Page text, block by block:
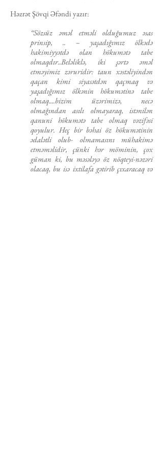
Həzrət Şövqi Əfəndi yazır:
“Sözsüz əməl etməli olduğumuz əsas
prinsip, .. – yaşadığımız ölkədə
hakimiyyətdə olan hökumətə tabe
olmaqdır..Beləliklə, iki şərtə əməl
etməyimiz zəruridir: taun xəstəliyindən
qaçan kimi siyasətdən qaçmaq və
yaşadığımız ölkənin hökumətinə tabe
olmaq....bizim üzərimizə, necə
olmağından asılı olmayaraq, istənilən
qanuni hökumətə tabe olmaq vəzifəsi
qoyulur. Heç bir bəhai öz hökumətinin
ədalətli olub- olmamasını mühakimə
etməməlidir, çünki hər möminin, çox
güman ki, bu məsələyə öz nöqteyi-nəzəri
olacaq, bu isə ixtilafa gətirib çıxaracaq və